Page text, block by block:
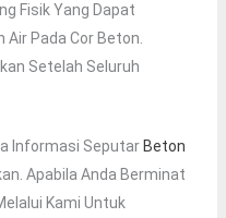
Fisik Yang Dapat
Air Pada Cor Beton.
Setelah Seluruh
Informasi Seputar Beton
Apabila Anda Berminat
Kami Untuk